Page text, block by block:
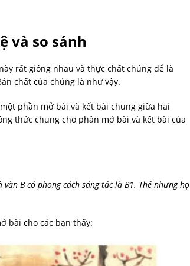
và so sánh
rất giống nhau và thực chất chúng để là
chất của chúng là như vậy.
phần mở bài và kết bài chung giữa hai
thức chung cho phần mở bài và kết bài của
B có phong cách sáng tác là B1. Thế nhưng họ
bài cho các bạn thấy: